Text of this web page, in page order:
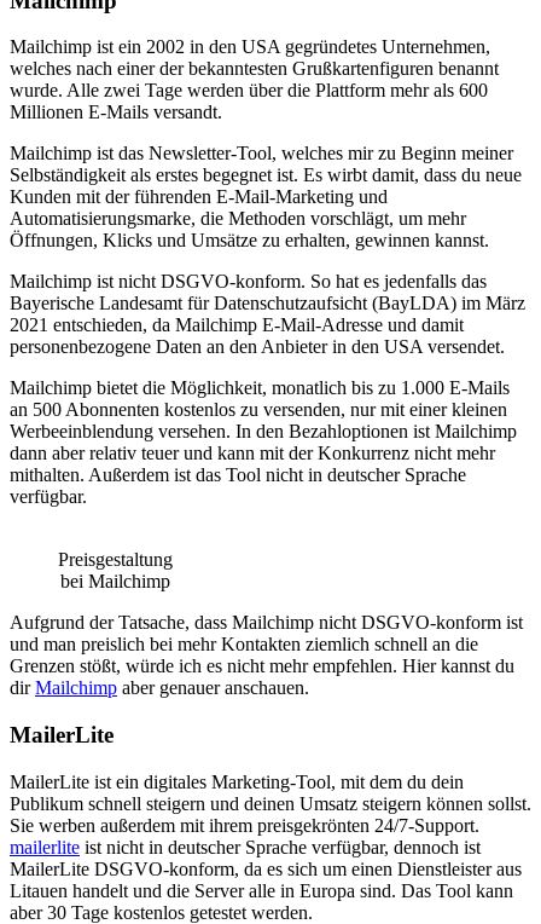
Mailchimp ist ein 2002 in den USA gegründetes Unternehmen,
welches nach einer der bekanntesten Grußkartenfiguren benannt
wurde. Alle zwei Tage werden über die Plattform mehr als 600
Millionen E-Mails versandt.
Mailchimp ist das Newsletter-Tool, welches mir zu Beginn meiner
Selbständigkeit als erstes begegnet ist. Es wirbt damit, dass du neue
Kunden mit der führenden E-Mail-Marketing und
Automatisierungsmarke, die Methoden vorschlägt, um mehr
Öffnungen, Klicks und Umsätze zu erhalten, gewinnen kannst.
Mailchimp ist nicht DSGVO-konform. So hat es jedenfalls das
Bayerische Landesamt für Datenschutzaufsicht (BayLDA) im März
2021 entschieden, da Mailchimp E-Mail-Adresse und damit
personenbezogene Daten an den Anbieter in den USA versendet.
Mailchimp bietet die Möglichkeit, monatlich bis zu 1.000 E-Mails
an 500 Abonnenten kostenlos zu versenden, nur mit einer kleinen
Werbeeinblendung versehen. In den Bezahloptionen ist Mailchimp
dann aber relativ teuer und kann mit der Konkurrenz nicht mehr
mithalten. Außerdem ist das Tool nicht in deutscher Sprache
verfügbar.
Preisgestaltung
bei Mailchimp
Aufgrund der Tatsache, dass Mailchimp nicht DSGVO-konform ist
und man preislich bei mehr Kontakten ziemlich schnell an die
Grenzen stößt, würde ich es nicht mehr empfehlen. Hier kannst du
dirMailchimp aber genauer anschauen.
MailerLite
MailerLite ist ein digitales Marketing-Tool, mit dem du dein
Publikum schnell steigern und deinen Umsatz steigern können sollst.
Sie werben außerdem mit ihrem preisgekrönten 24/7-Support.
mailerlite ist nicht in deutscher Sprache verfügbar, dennoch ist
MailerLite DSGVO-konform, da es sich um einen Dienstleister aus
Litauen handelt und die Server alle in Europa sind. Das Tool kann
aber 30 Tage kostenlos getestet werden.